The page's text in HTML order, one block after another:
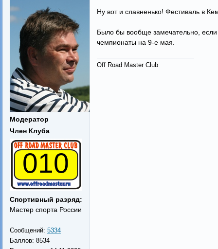
Модератор
Член Клуба
010
Спортивный разряд:
Мастер спорта России
Сообщений: 5334
Баллов: 8534
Ну вот и славненько! Фестиваль в
Было бы вообще замечательно,
чемпионаты на 9-е мая.
Off Road Master Club